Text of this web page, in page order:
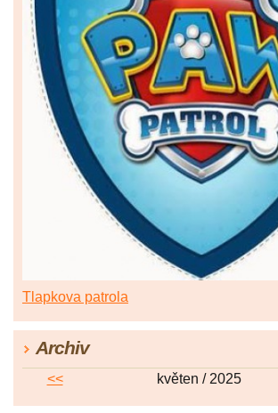
Tlapkova patrola
Archiv
<< květen / 2025